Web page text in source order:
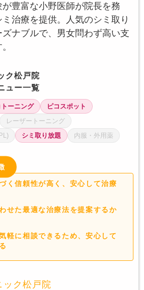
豊富な小野医師が院長を務
治療を提供。人気のシミ取り
ナブルで、男女問わず高い支
ク松戸院
ュー一覧
トーニング
ピコスポット
レーザートーニング
シミ取り放題 内服・外用薬
く信頼性が高く、安心して治療
せた最適な治療法を提案するか
軽に相談できるため、安心して
ック松戸院